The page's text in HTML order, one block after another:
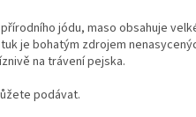
jódu, maso obsahuje
je bohatým zdrojem
na trávení pejska.
podávat.